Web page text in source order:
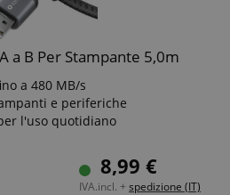
a B Per Stampante 5,0m
a 480 MB/s
e periferiche
l'uso quotidiano
grey e nero
per ufficio e casa8,99 €
IVA.incl. + spedizione (IT)